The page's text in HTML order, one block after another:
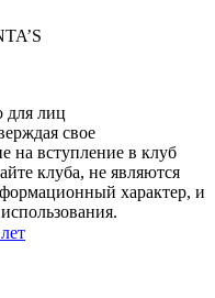
для лиц
свое
на вступление в клуб
клуба, не являются
характер, и